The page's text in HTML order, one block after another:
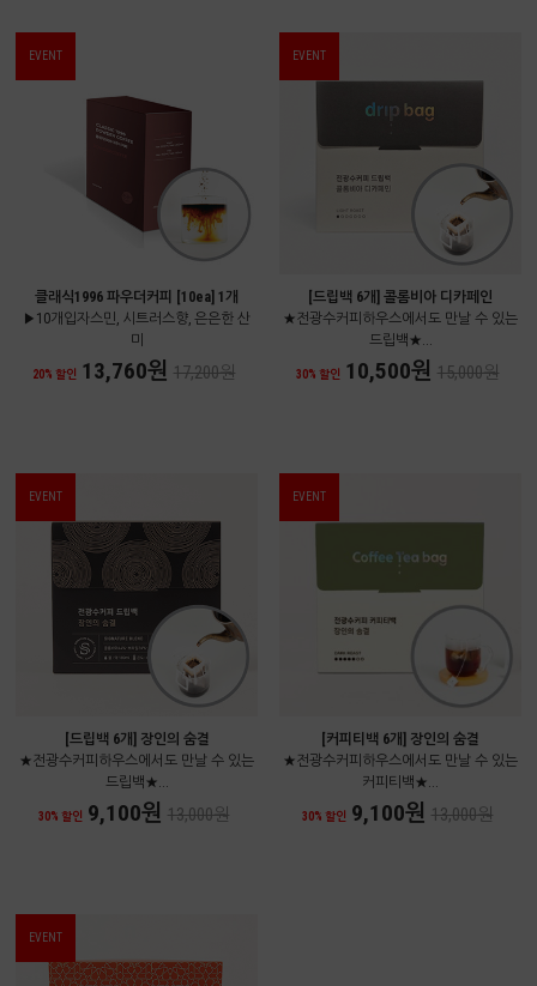
EVENT
클래식1996 파우더커피 [10ea] 1개
▶10개입자스민, 시트러스향, 은은한 산
미
20% 할인 13,760원 17,200원
EVENT
[드립백 6개] 콜롬비아 디카페인
★전광수커피하우스에서도 만날 수 있는
드립백★...
30% 할인 10,500원 15,000원
EVENT
[드립백 6개] 장인의 숨결
★전광수커피하우스에서도 만날 수 있는
드립백★...
30% 할인 9,100원 13,000원
EVENT
[커피티백 6개] 장인의 숨결
★전광수커피하우스에서도 만날 수 있는
커피티백★...
30% 할인 9,100원 13,000원
EVENT